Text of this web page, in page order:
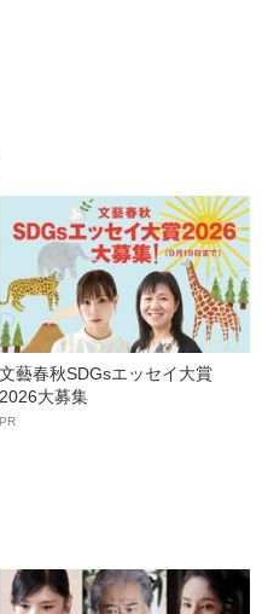
文藝春秋SDGsエッセイ大賞
2026大募集
PR